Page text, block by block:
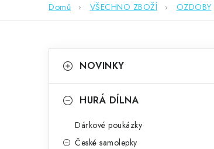
Domů VŠECHNO ZBOŽÍ OZDOBY
okategorie
a
NOVINKY
HURÁ DÍLNA
Dárkové poukázky
České samolepky